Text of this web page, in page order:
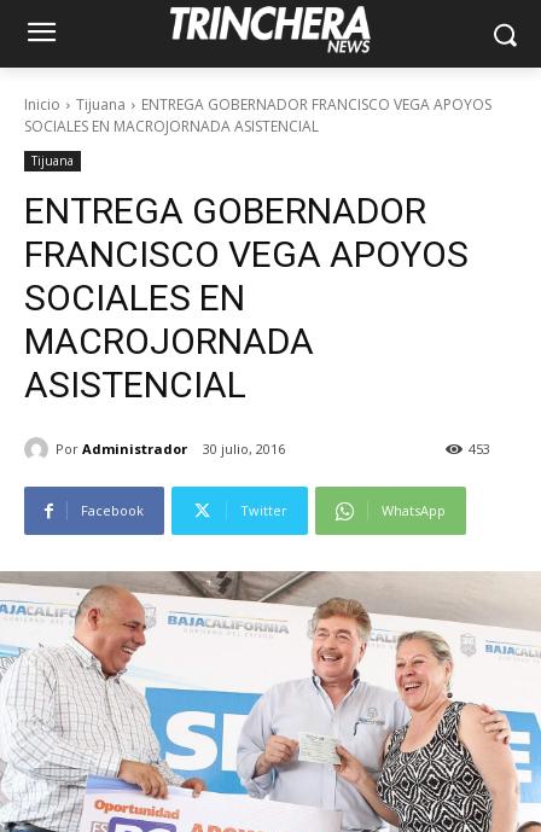
Inicio Tijuana
ENTREGA GOBERNADOR FRANCISCO VEGA APOYOS
SOCIALES EN MACROJORNADA ASISTENCIAL
Tijuana
ENTREGA GOBERNADOR
FRANCISCO VEGA APOYOS
SOCIALES EN
MACROJORNADA
ASISTENCIAL
Por Administrador 30 julio, 2016 453
Facebook Twitter WhatsApp